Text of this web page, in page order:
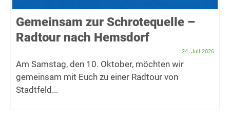
Gemeinsam zur Schrotequelle –
Radtour nach Hemsdorf
24. Juli 2026
Am Samstag, den 10. Oktober, möchten wir
gemeinsam mit Euch zu einer Radtour von
Stadtfeld...